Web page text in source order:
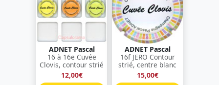
ADNET Pascal
16 à 16e Cuvée
Clovis, contour strié
12,00€
ADNET Pascal
16f JERO Contour
strié, centre blanc
15,00€